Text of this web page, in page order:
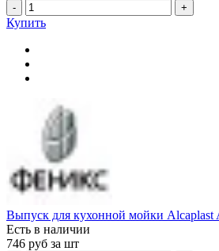
- +
Купить
Выпуск для кухонной мойки Alcaplast
Есть в наличии
746 руб за шт